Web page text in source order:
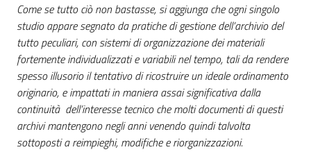
Come se tutto ciò non bastasse, si aggiunga che ogni singolo
studio appare segnato da pratiche di gestione dell’archivio del
tutto peculiari, con sistemi di organizzazione dei materiali
fortemente individualizzati e variabili nel tempo, tali da rendere
spesso illusorio il tentativo di ricostruire un ideale ordinamento
originario, e impattati in maniera assai significativa dalla
continuità dell’interesse tecnico che molti documenti di questi
archivi mantengono negli anni venendo quindi talvolta
sottoposti a reimpieghi, modifiche e riorganizzazioni.